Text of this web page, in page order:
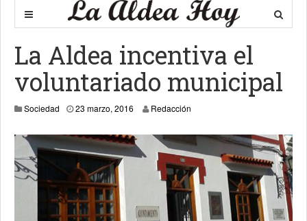
La Aldea incentiva el
voluntariado municipal
Sociedad 23 marzo, 2016 26 marzo, 2016
Redacción